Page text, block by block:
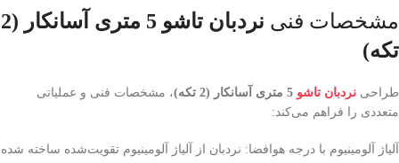
مشخصات فنی
نردبان تاشو 5 متری آسانکار (2
تکه)
طراحی نردبان تاشو
، مشخصات فنی و عملیاتی
متعددی را فراهم می‌کند:
آلیاژ آلومینیوم با درجه هوافضا: نردبان از آلیاژ آلومینیوم تقویت‌شده ساخته شده